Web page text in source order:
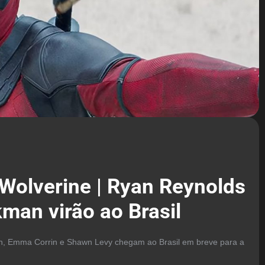
| Ryan Reynolds
virão ao Brasil
Emma Corrin e Shawn Levy chegam ao Brasil em breve para a